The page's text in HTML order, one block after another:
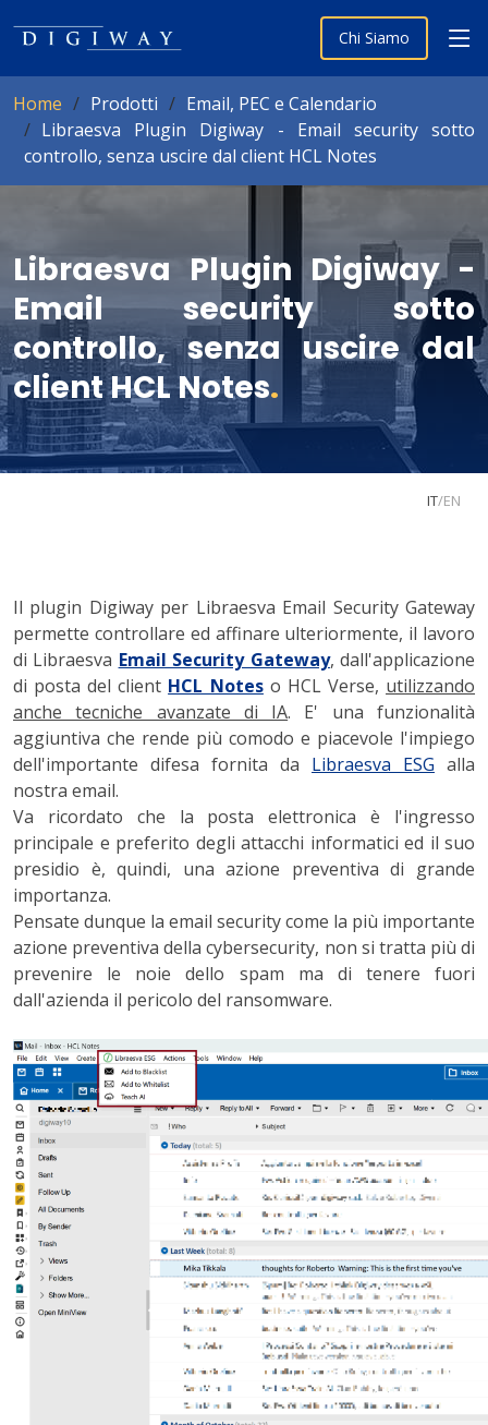
Chi Siamo
Home Prodotti
Email, PEC e Calendario
Libraesva Plugin Digiway - Email security sotto
controllo, senza uscire dal client HCL Notes
Libraesva Plugin Digiway -
Email security sotto
controllo, senza uscire dal
client HCL Notes.
IT/EN
Il plugin Digiway per Libraesva Email Security Gateway
permette controllare ed affinare ulteriormente, il lavoro
di Libraesva Email Security Gateway, dall'applicazione
di posta del client HCL Noteso HCL Verse, utilizzando
anche tecniche avanzate di IA. E' una funzionalità
aggiuntiva che rende più comodo e piacevole l'impiego
dell'importante difesa fornita da Libraesva ESG alla
nostra email.
Va ricordato che la posta elettronica è l'ingresso
principale e preferito degli attacchi informatici ed il suo
presidio è, quindi, una azione preventiva di grande
importanza.
Pensate dunque la email security come la più importante
azione preventiva della cybersecurity, non si tratta più di
prevenire le noie dello spam ma di tenere fuori
dall'azienda il pericolo del ransomware.